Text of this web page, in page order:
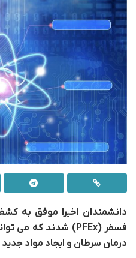
دانشمندان اخیرا موفق به
فسفر (PFEx) شدند که می
درمان سرطان و ایجاد مواد